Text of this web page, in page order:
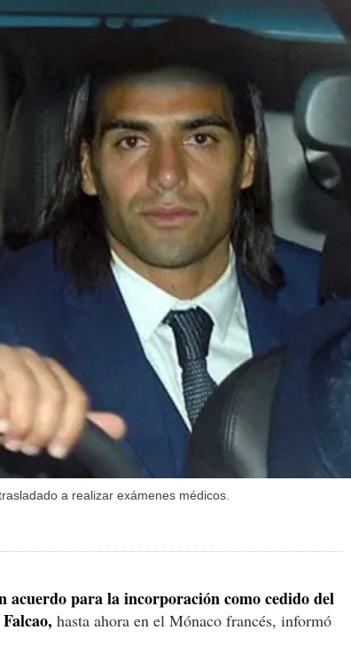
a realizar exámenes médicos.
acuerdo para la incorporación como cedido del
hasta ahora en el Mónaco francés, informó